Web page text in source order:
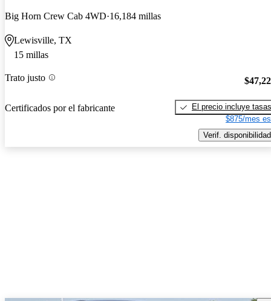
Big Horn Crew Cab 4WD 16,184 millas
Lewisville, TX
15 millas
Trato justo
Certificados por el fabricante
El precio incluye tasas
$875/mes
Verif. disponibilidad